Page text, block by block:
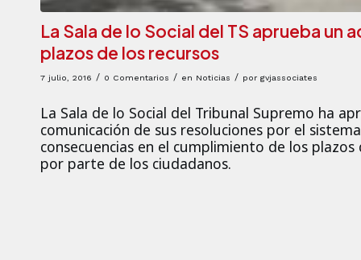
La Sala de lo Social del TS aprueba
plazos de los recursos
7 julio, 2016 / 0 Comentarios / en Noticias / por gvjassociates
La Sala de lo Social del Tribunal Supremo ha
comunicación de sus resoluciones por el
consecuencias en el cumplimiento de los
por parte de los ciudadanos.